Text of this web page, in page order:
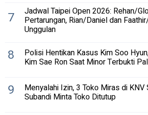
7 Jadwal Taipei Open 2026: Rehan/
Pertarungan, Rian/Daniel dan
Unggulan
8 Polisi Hentikan Kasus Kim Soo
Kim Sae Ron Saat Minor Terbukti
9 Menyalahi Izin, 3 Toko Miras di KNV
Subandi Minta Toko Ditutup